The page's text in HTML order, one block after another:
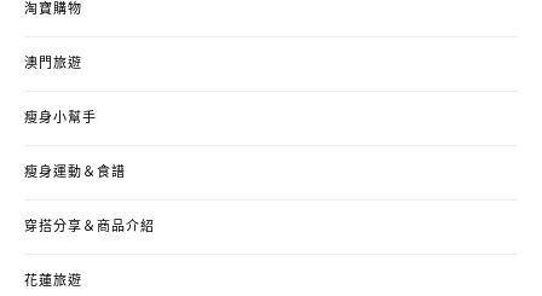
淘寶購物
澳門旅遊
瘦身小幫手
瘦身運動＆食譜
穿搭分享＆商品介紹
花蓮旅遊